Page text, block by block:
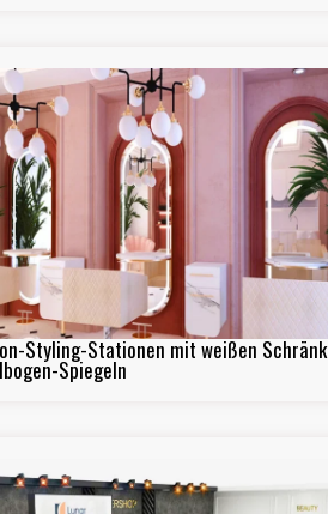
Styling-Stationen mit weißen
Spiegeln